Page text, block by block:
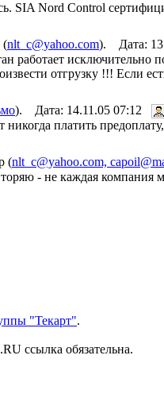
SIA Nord Control
(nlt_c@yahoo.com). Дата:
работает исключительно
отгрузку !!! Если
). Дата: 14.11.05 07:12
платить
(nlt_c@yahoo.com,
- не каждая компания
"Текарт".
ссылка обязательна.